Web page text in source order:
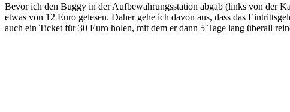
Bevor ich den Buggy in der Aufbewahrungsstation abgab (links von der
etwas von 12 Euro gelesen. Daher gehe ich davon aus, dass das
auch ein Ticket für 30 Euro holen, mit dem er dann 5 Tage lang überall